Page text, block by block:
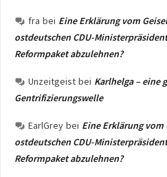
fra bei Eine Erklärung vom
ostdeutschen CDU-
Reformpaket abzulehnen?
Unzeitgeist bei Karlhelga – eine
Gentrifizierungswelle
EarlGrey bei Eine Erklärung vom
ostdeutschen CDU-
Reformpaket abzulehnen?